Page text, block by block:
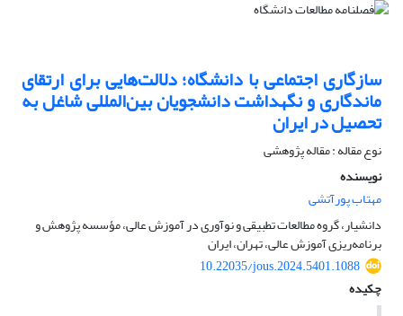
سازگاری اجتماعی با دانشگاه؛ دلالت‌هایی برای ارتقای
ماندگاری و نگهداشت دانشجویان بین‌المللی شاغل به
تحصیل در ایران
نوع مقاله : مقاله پژوهشی
نویسنده
مهتاب پورآتشی
دانشیار، گروه مطالعات تطبیقی و نوآوری در آموزش عالی، مؤسسه پژوهش و
برنامه‌ریزی آموزش عالی، تهران، ایران
10.22035/jous.2024.5401.1088
چکیده